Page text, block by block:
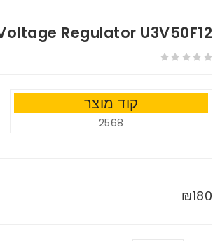
Regulator U3V50F12
קוד מוצר
2568
₪180